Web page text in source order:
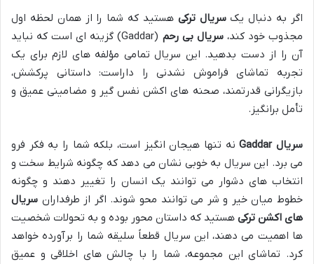
اگر به دنبال یکسریال ترکی هستید که شما را از همان لحظه اول
مجذوب خود کند،سریال بی رحم
(Gaddar) گزینه ای است که نباید
آن را از دست بدهید. این سریال تمامی مؤلفه های لازم برای یک
تجربه تماشای فراموش نشدنی را داراست: داستانی پرکشش،
بازیگرانی قدرتمند، صحنه های اکشن نفس گیر و مضامینی عمیق و
تأمل برانگیز.
سریال Gaddar
نه تنها هیجان انگیز است، بلکه شما را به فکر فرو
می برد. این سریال به خوبی نشان می دهد که چگونه شرایط سخت و
انتخاب های دشوار می توانند یک انسان را تغییر دهند و چگونه
خطوط میان خیر و شر می توانند محو شوند. اگر از طرفداران سریال
های اکشن ترکی هستید که داستان محور بوده و به تحولات شخصیت
ها اهمیت می دهند، این سریال قطعاً سلیقه شما را برآورده خواهد
کرد. تماشای این مجموعه، شما را با چالش های اخلاقی و عمیق